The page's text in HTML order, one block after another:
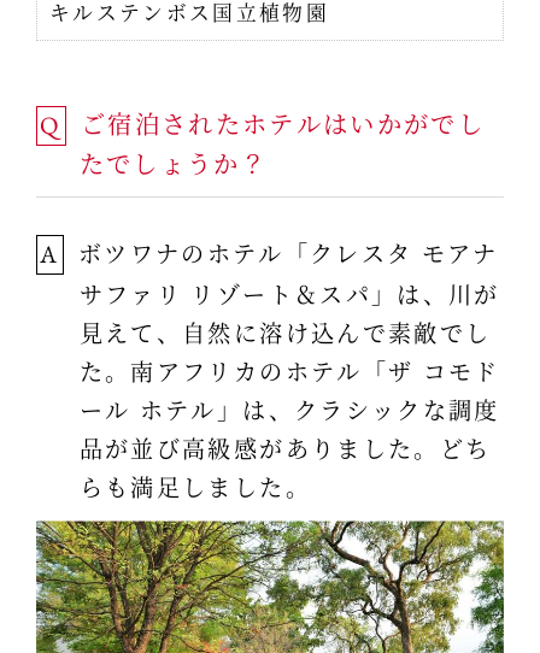
キルステンボス国立植物園
Q
ご宿泊されたホテルはいかがでし
たでしょうか？
A
ボツワナのホテル「クレスタ モアナ
サファリ リゾート＆スパ」は、川が
見えて、自然に溶け込んで素敵でし
た。南アフリカのホテル「ザ コモド
ール ホテル」は、クラシックな調度
品が並び高級感がありました。どち
らも満足しました。